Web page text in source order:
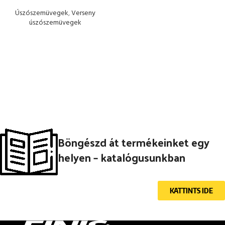
Úszószemüvegek,Verseny
úszószemüvegek
Böngészd át termékeinket egy
helyen – katalógusunkban
KATTINTS IDE